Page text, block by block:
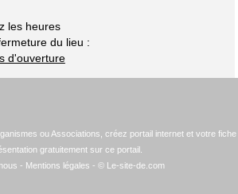
les heures
du lieu :
d'ouverture
ou Associations, créez portail internet et votre fiche
gratuitement sur ce portail.
- Mentions légales - © Le-site-de.com